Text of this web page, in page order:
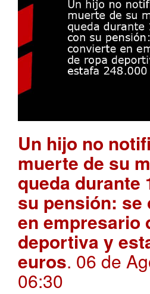
Un hijo no
muerte de su
queda durante
su pensión: se
en empresario
deportiva y
euros. 06 de
06:30